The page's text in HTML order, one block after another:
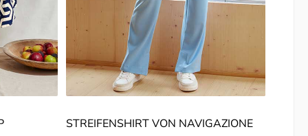
STREIFENSHIRT VON NAVIGAZIONE